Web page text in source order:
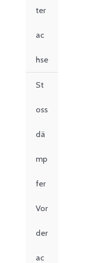
ter
ac
hse
St
oss
dä
mp
fer
Vor
der
ac